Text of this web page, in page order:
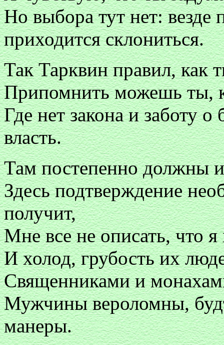
Но выбора тут нет: везде
приходится склониться.
Так Тарквин правил, как
Припомнить можешь ты,
Где нет закона и заботу о
власть.
Там постепенно должны и
Здесь подтверждение
получит,
Мне все не описать, что
И холод, грубость их
Священниками и
Мужчины вероломны,
манеры.